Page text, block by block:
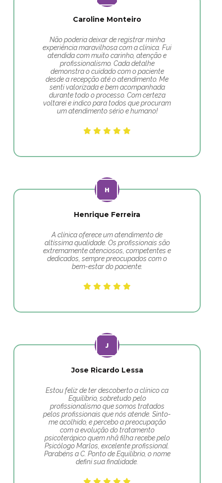
Caroline Monteiro
Não poderia deixar de registrar minha
experiência maravilhosa com a clínica. Fui
atendida com muito carinho, atenção e
profissionalismo. Cada detalhe
demonstra o cuidado com o paciente
desde a recepção até o atendimento. Me
senti valorizada e bem acompanhada
durante todo o processo. Com certeza
voltarei e indico para todos que procuram
um atendimento sério e humano!
Henrique Ferreira
A clínica oferece um atendimento de
altíssima qualidade. Os profissionais são
extremamente atenciosos, competentes e
dedicados, sempre preocupados com o
bem-estar do paciente.
Jose Ricardo Lessa
Estou feliz de ter descoberto a clínico ca
Equilíbrio, sobretudo pelo
profissionalismo que somos tratados
pelos profissionais que nós atende. Sinto-
me acolhido, e percebo a preocupação
com a evolução do tratamento
psicoterápico quem nhã filha recebe pelo
Psicólogo Marlos, excelente profissional.
Parabéns a C. Ponto de Equilíbrio, o nome
defini sua finalidade.